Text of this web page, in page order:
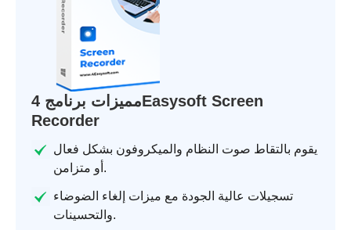
مميزات برنامج 4Easysoft Screen
Recorder
يقوم بالتقاط صوت النظام والميكروفون بشكل فعال
أو متزامن.
تسجيلات عالية الجودة مع ميزات إلغاء الضوضاء
والتحسينات.